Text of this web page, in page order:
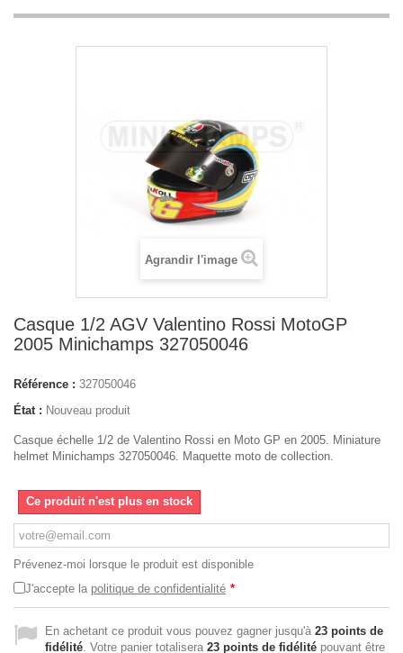
Agrandir l'image
Casque 1/2 AGV Valentino Rossi MotoGP
2005 Minichamps 327050046
Référence : 327050046
État : Nouveau produit
Casque échelle 1/2 de Valentino Rossi en Moto GP en 2005. Miniature
helmet Minichamps 327050046. Maquette moto de collection.
Ce produit n'est plus en stock
Prévenez-moi lorsque le produit est disponible
J'accepte la politique de confidentialité *
En achetant ce produit vous pouvez gagner jusqu'à 23 points de
fidélité. Votre panier totalisera 23 points de fidélité pouvant être